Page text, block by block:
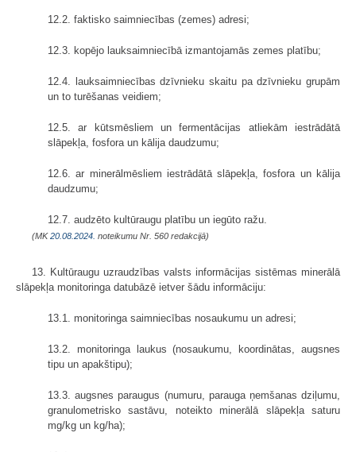
12.2. faktisko saimniecības (zemes) adresi;
12.3. kopējo lauksaimniecībā izmantojamās zemes platību;
12.4. lauksaimniecības dzīvnieku skaitu pa dzīvnieku grupām
un to turēšanas veidiem;
12.5. ar kūtsmēsliem un fermentācijas atliekām iestrādātā
slāpekļa, fosfora un kālija daudzumu;
12.6. ar minerālmēsliem iestrādātā slāpekļa, fosfora un kālija
daudzumu;
12.7. audzēto kultūraugu platību un iegūto ražu.
(MK20.08.2024. noteikumu Nr. 560 redakcijā)
13. Kultūraugu uzraudzības valsts informācijas sistēmas minerālā
slāpekļa monitoringa datubāzē ietver šādu informāciju:
13.1. monitoringa saimniecības nosaukumu un adresi;
13.2. monitoringa laukus (nosaukumu, koordinātas, augsnes
tipu un apakštipu);
13.3. augsnes paraugus (numuru, parauga ņemšanas dziļumu,
granulometrisko sastāvu, noteikto minerālā slāpekļa saturu
mg/kg un kg/ha);